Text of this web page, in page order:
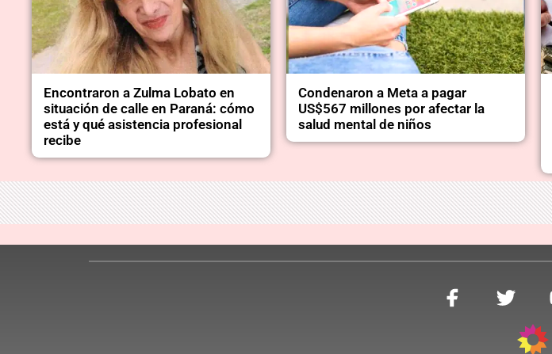
Encontraron a Zulma Lobato en
situación de calle en Paraná: cómo
está y qué asistencia profesional
recibe
Condenaron a Meta a pagar
US$567 millones por afectar la
salud mental de niños